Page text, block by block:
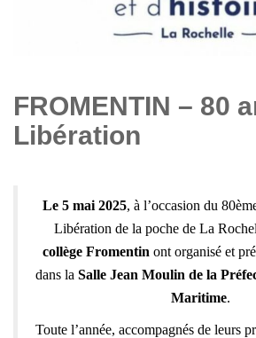
FROMENTIN – 80
Libération
Le 5 mai 2025, à l’occasion du
Libération de la poche de La
collège Fromentin ont organisé et
dans la Salle Jean Moulin de la
Maritime.
Toute l’année, accompagnés de leurs